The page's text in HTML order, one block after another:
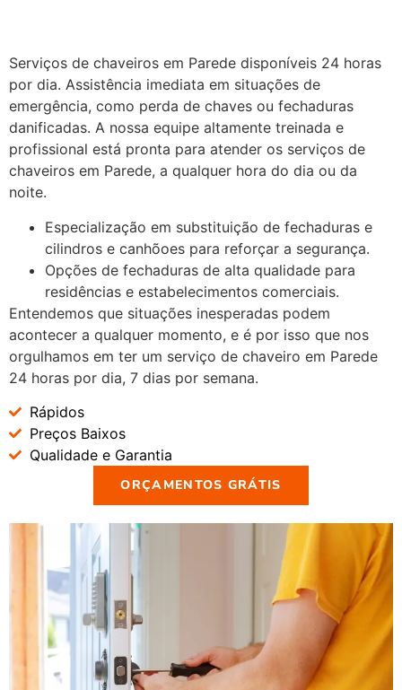
Serviços de chaveiros em Parede disponíveis 24 horas
por dia. Assistência imediata em situações de
emergência, como perda de chaves ou fechaduras
danificadas. A nossa equipe altamente treinada e
profissional está pronta para atender os serviços de
chaveiros em Parede, a qualquer hora do dia ou da
noite.
Especialização em substituição de fechaduras e
cilindros e canhõoes para reforçar a segurança.
Opções de fechaduras de alta qualidade para
residências e estabelecimentos comerciais.
Entendemos que situações inesperadas podem
acontecer a qualquer momento, e é por isso que nos
orgulhamos em ter um serviço de chaveiro em Parede
24 horas por dia, 7 dias por semana.
Rápidos
Preços Baixos
Qualidade e Garantia
ORÇAMENTOS GRÁTIS